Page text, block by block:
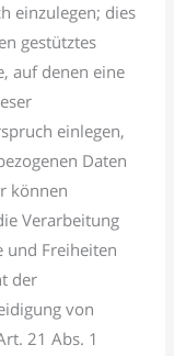
einzulegen; dies
gestütztes
auf denen eine
einlegen,
Daten
können
Verarbeitung
und Freiheiten
der
von
21 Abs. 1